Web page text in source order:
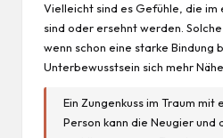
Vielleicht sind es Gefühle, die
sind oder ersehnt werden.
wenn schon eine starke Bindung
Unterbewusstsein sich mehr
Ein Zungenkuss im Traum mit
Person kann die Neugier und